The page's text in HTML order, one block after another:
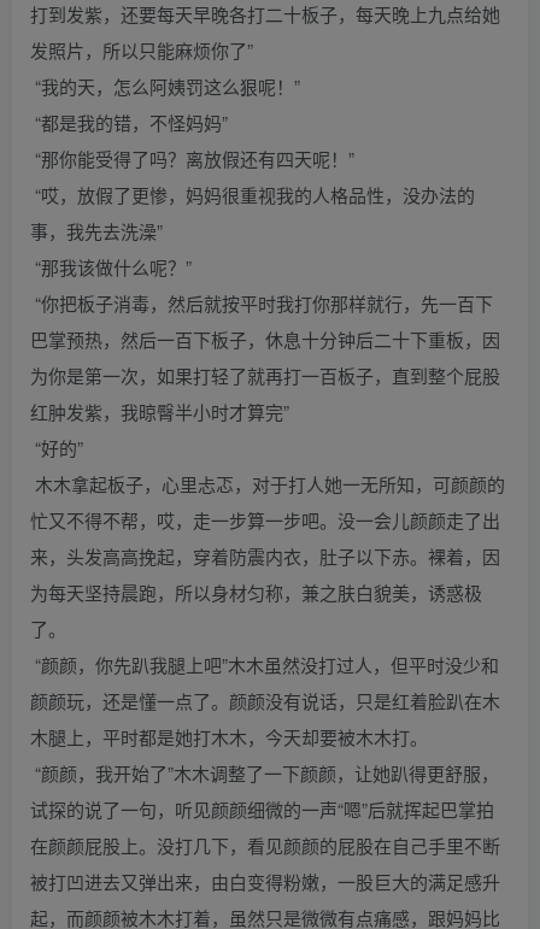
打到发紫，还要每天早晚各打二十板子，每天晚上九点给她
发照片，所以只能麻烦你了”
“我的天，怎么阿姨罚这么狠呢！”
“都是我的错，不怪妈妈”
“那你能受得了吗？离放假还有四天呢！”
“哎，放假了更惨，妈妈很重视我的人格品性，没办法的
事，我先去洗澡”
“那我该做什么呢？”
“你把板子消毒，然后就按平时我打你那样就行，先一百下
巴掌预热，然后一百下板子，休息十分钟后二十下重板，因
为你是第一次，如果打轻了就再打一百板子，直到整个屁股
红肿发紫，我晾臀半小时才算完”
“好的”
木木拿起板子，心里忐忑，对于打人她一无所知，可颜颜的
忙又不得不帮，哎，走一步算一步吧。没一会儿颜颜走了出
来，头发高高挽起，穿着防震内衣，肚子以下赤。裸着，因
为每天坚持晨跑，所以身材匀称，兼之肤白貌美，诱惑极
了。
“颜颜，你先趴我腿上吧”木木虽然没打过人，但平时没少和
颜颜玩，还是懂一点了。颜颜没有说话，只是红着脸趴在木
木腿上，平时都是她打木木，今天却要被木木打。
“颜颜，我开始了”木木调整了一下颜颜，让她趴得更舒服，
试探的说了一句，听见颜颜细微的一声“嗯”后就挥起巴掌拍
在颜颜屁股上。没打几下，看见颜颜的屁股在自己手里不断
被打凹进去又弹出来，由白变得粉嫩，一股巨大的满足感升
起，而颜颜被木木打着，虽然只是微微有点痛感，跟妈妈比